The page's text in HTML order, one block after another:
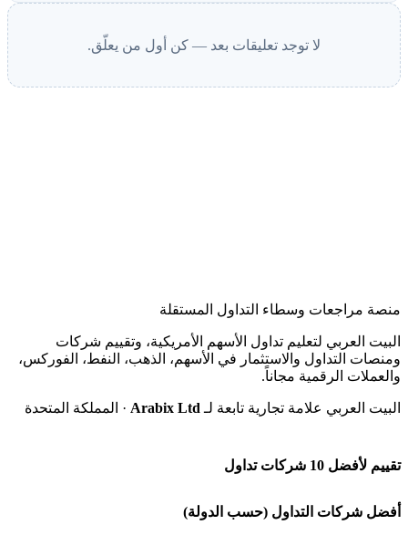
لا توجد تعليقات بعد — كن أول من يعلّق.
منصة مراجعات وسطاء التداول المستقلة
البيت العربي لتعليم تداول الأسهم الأمريكية، وتقييم شركات
ومنصات التداول والاستثمار في الأسهم، الذهب، النفط، الفوركس،
والعملات الرقمية مجاناً.
البيت العربي علامة تجارية تابعة لـ Arabix Ltd · المملكة المتحدة
تقييم لأفضل 10 شركات تداول
شركة Capital.com
أفضل شركات التداول (حسب الدولة)